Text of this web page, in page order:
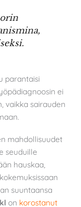
parantaisi
ei
vaikka sairauden
mahdollisuudet
seuduille
hauskaa,
suuntaansa
on korostanut